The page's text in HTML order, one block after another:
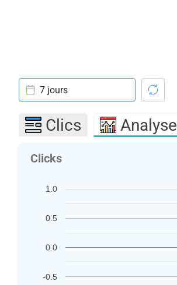
7 jours
Clics Analyse
Clicks
-0.5
0.0
0.5
1.0